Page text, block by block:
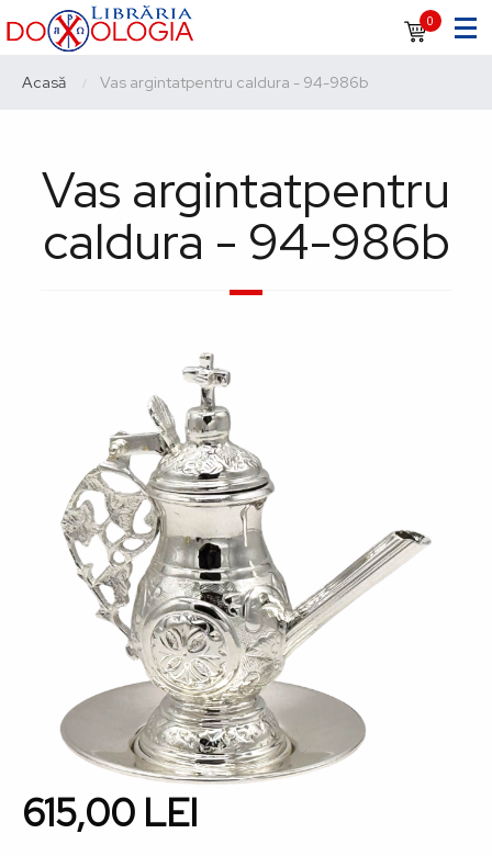
Sari
la
conținutul
Navigare
principală
0
Breadcrumb
Acasă Current:
Vas argintatpentru caldura - 94-986b
Vas argintatpentru
caldura - 94-986b
615,00 LEI